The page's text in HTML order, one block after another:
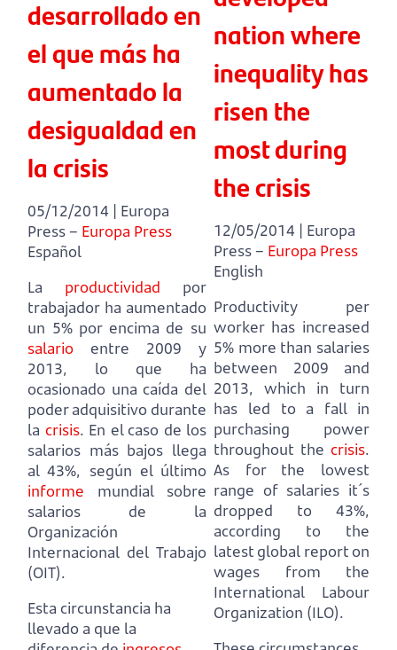
desarrollado en
el que más ha
aumentado la
desigualdad en
la crisis
05/12/2014 | Europa
Press – Europa Press
Español
La productividad por
trabajador ha aumentado
un 5% por encima de su
salario entre 2009 y
2013,
lo que ha
ocasionado una caída del
poder adquisitivo durante
la crisis. En el caso de los
salarios más bajos llega
al 43%, según el último
informe mundial sobre
salarios de la
Organización
Internacional del Trabajo
(OIT).
Esta circunstancia ha
llevado a que la
nation where
inequality has
risen the
most during
the crisis
12/05/2014 | Europa
Press – Europa Press
English
Productivity per
worker has increased
5% more than salaries
between 2009 and
2013,
which in turn
has led to a fall in
purchasing power
throughout the crisis.
As for the lowest
range of salaries it´s
dropped to 43%,
according to the
latest global report on
wages from the
International Labour
Organization (ILO).